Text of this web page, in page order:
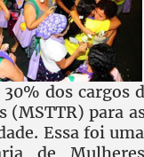
dos cargos
para
Essa foi